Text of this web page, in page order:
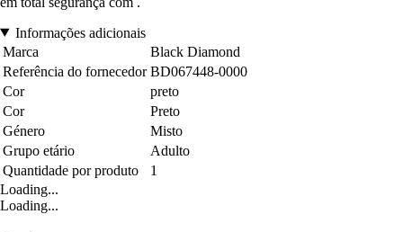
Informações adicionais
Marca
Black Diamond
Referência do fornecedor BD067448-0000
Cor
preto
Cor
Preto
Género
Misto
Grupo etário
Adulto
Quantidade por produto
1
Loading...
Loading...